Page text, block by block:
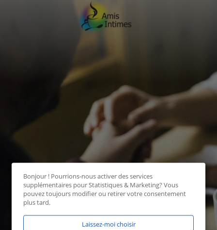
Bonjour ! Pourrions-nous activer des services
supplémentaires pourStatistiques & Marketing? Vous
pouvez toujours modifier ou retirer votre consentement
plus tard.
Laissez-moi choisir